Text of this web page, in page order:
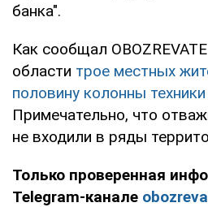
банка".
Как сообщал
области трое местных
половину колонны
Примечательно, что
не входили в ряды
Только проверенная
Telegram-канале